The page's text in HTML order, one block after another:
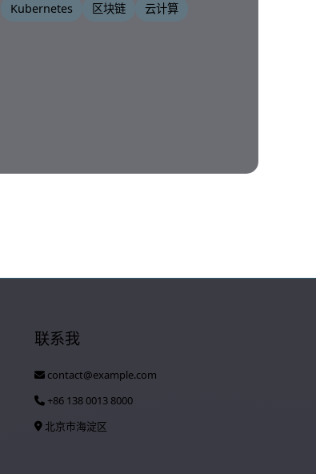
Kubernetes
区块链 云计算
联系我
contact@example.com
+86 138 0013 8000
北京市海淀区